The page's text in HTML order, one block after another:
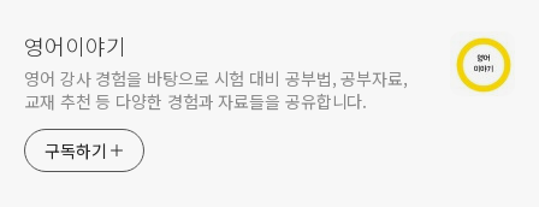
영어이야기
영어 강사 경험을 바탕으로 시험 대비 공부법, 공부자료,
교재 추천 등 다양한 경험과 자료들을 공유합니다.
구독하기